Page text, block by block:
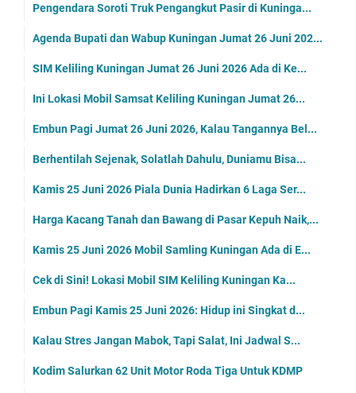
Pengendara Soroti Truk Pengangkut Pasir di Kuninga...
Agenda Bupati dan Wabup Kuningan Jumat 26 Juni 202...
SIM Keliling Kuningan Jumat 26 Juni 2026 Ada di Ke...
Ini Lokasi Mobil Samsat Keliling Kuningan Jumat 26...
Embun Pagi Jumat 26 Juni 2026, Kalau Tangannya Bel...
Berhentilah Sejenak, Solatlah Dahulu, Duniamu Bisa...
Kamis 25 Juni 2026 Piala Dunia Hadirkan 6 Laga Ser...
Harga Kacang Tanah dan Bawang di Pasar Kepuh Naik,...
Kamis 25 Juni 2026 Mobil Samling Kuningan Ada di E...
Cek di Sini! Lokasi Mobil SIM Keliling Kuningan Ka...
Embun Pagi Kamis 25 Juni 2026: Hidup ini Singkat d...
Kalau Stres Jangan Mabok, Tapi Salat, Ini Jadwal S...
Kodim Salurkan 62 Unit Motor Roda Tiga Untuk KDMP